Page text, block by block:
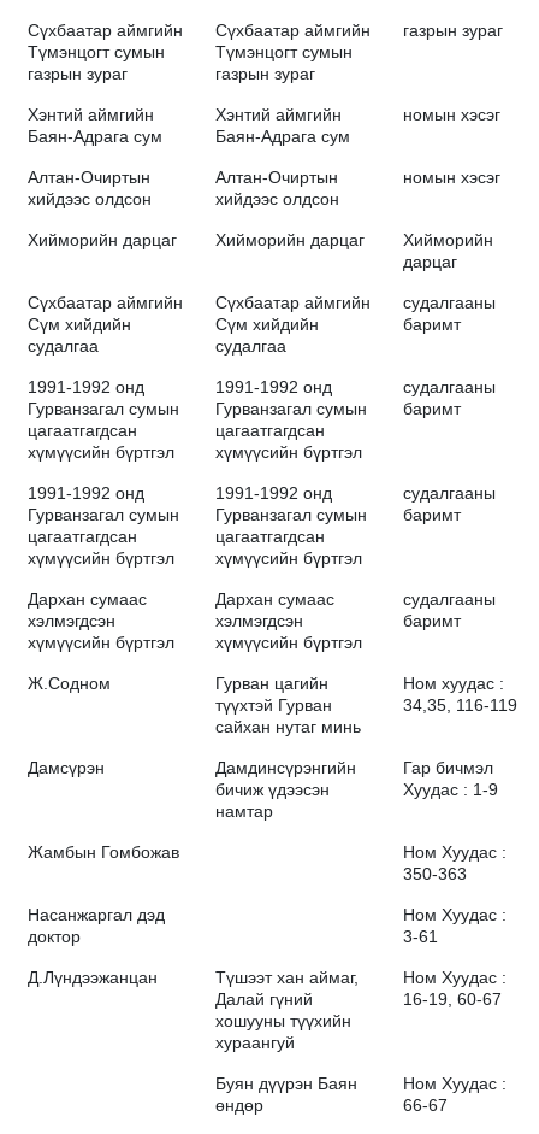
Сүхбаатар аймгийн
Түмэнцогт сумын
газрын зураг
Сүхбаатар аймгийн
Түмэнцогт сумын
газрын зураг
газрын зураг
Хэнтий аймгийн
Баян-Адрага сум
Хэнтий аймгийн
Баян-Адрага сум
номын хэсэг
Алтан-Очиртын
хийдээс олдсон
Алтан-Очиртын
хийдээс олдсон
номын хэсэг
Хийморийн дарцаг Хийморийн дарцаг
Хийморийн
дарцаг
Сүхбаатар аймгийн
Сүм хийдийн
судалгаа
Сүхбаатар аймгийн
Сүм хийдийн
судалгаа
судалгааны
баримт
1991-1992 онд
Гурванзагал сумын
цагаатгагдсан
хүмүүсийн бүртгэл
1991-1992 онд
Гурванзагал сумын
цагаатгагдсан
хүмүүсийн бүртгэл
судалгааны
баримт
1991-1992 онд
Гурванзагал сумын
цагаатгагдсан
хүмүүсийн бүртгэл
1991-1992 онд
Гурванзагал сумын
цагаатгагдсан
хүмүүсийн бүртгэл
судалгааны
баримт
Дархан сумаас
хэлмэгдсэн
хүмүүсийн бүртгэл
Дархан сумаас
хэлмэгдсэн
хүмүүсийн бүртгэл
судалгааны
баримт
Ж.Содном
Гурван цагийн
түүхтэй Гурван
сайхан нутаг минь
Ном хуудас :
34,35, 116-119
Дамсүрэн
Дамдинсүрэнгийн
бичиж үдээсэн
намтар
Гар бичмэл
Хуудас : 1-9
Жамбын Гомбожав
Ном Хуудас :
350-363
Насанжаргал дэд
доктор
Ном Хуудас :
3-61
Д.Лүндээжанцан
Түшээт хан аймаг,
Далай гүний
хошууны түүхийн
хураангуй
Ном Хуудас :
16-19, 60-67
Буян дүүрэн Баян
өндөр
Ном Хуудас :
66-67